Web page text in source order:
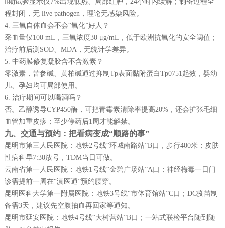
程封闭，无 live pathogen，理论无感染风险。
4. 三氧自体血会不会“氧化”好人？
采血量仅100 mL，三氧浓度30 μg/mL，低于欧洲抗氧化的安全阈值；
治疗前后测SOD、MDA，无统计学差异。
5. 中药膜修复凝胶含不含激素？
零激素，苦参碱、黄柏碱通过抑制Tp表面黏附蛋白Tp0751起效，婴幼
儿、孕妇均可局部使用。
6. 治疗期间可以喝酒吗？
否。乙醇诱导CYP450酶，可把青霉素清除率提高20%，还会扩张毛细
血管加重皮疹；至少停药后1周才能解禁。
九、交通与预约：把看病变成“顺路的事”
昆明市第三人民医院：地铁2号线“环城南路站”B口，步行400米；皮肤
性病科早7:30放号，TDM当日可做。
云南省第一人民医院：地铁1号线“金碧广场站”A口；神经梅毒一日门
诊需提前一周在“滇医通”预约腰穿。
昆明医科大学第一附属医院：地铁3号线“市体育馆站”C口；DC疫苗制
备需3天，建议先空腹抽血再回家等通知。
昆明市延安医院：地铁4号线“大树营站”B口；一站式联检平台随到随